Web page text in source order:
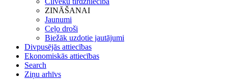
ZINĀŠANAI
Jaunumi
Ceļo droši
Biežāk uzdotie jautājumi
Divpusējās attiecības
Ekonomiskās attiecības
Search
Ziņu arhīvs